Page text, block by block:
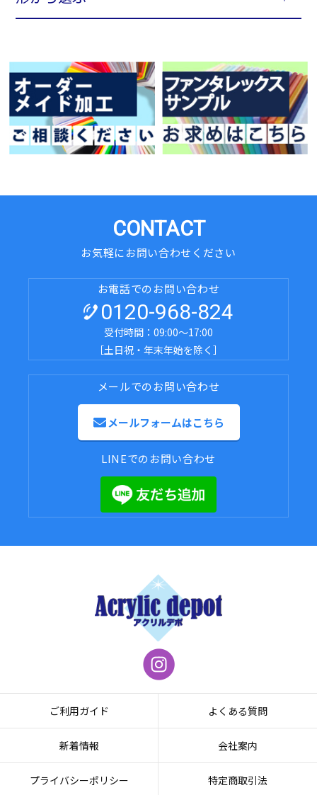
CONTACT
お気軽にお問い合わせください
お電話でのお問い合わせ
0120-968-824
受付時間：09:00～17:00
［土日祝・年末年始を除く］
メールでのお問い合わせ
メールフォームはこちら
LINEでのお問い合わせ
ご利用ガイド よくある質問
新着情報 会社案内
プライバシーポリシー 特定商取引法